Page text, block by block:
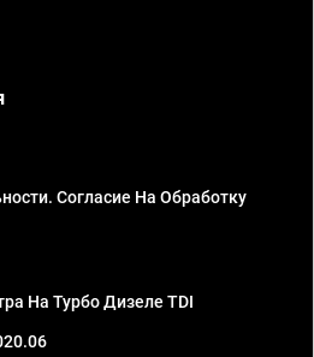
Согласие На Обработку
На Турбо Дизеле TDI